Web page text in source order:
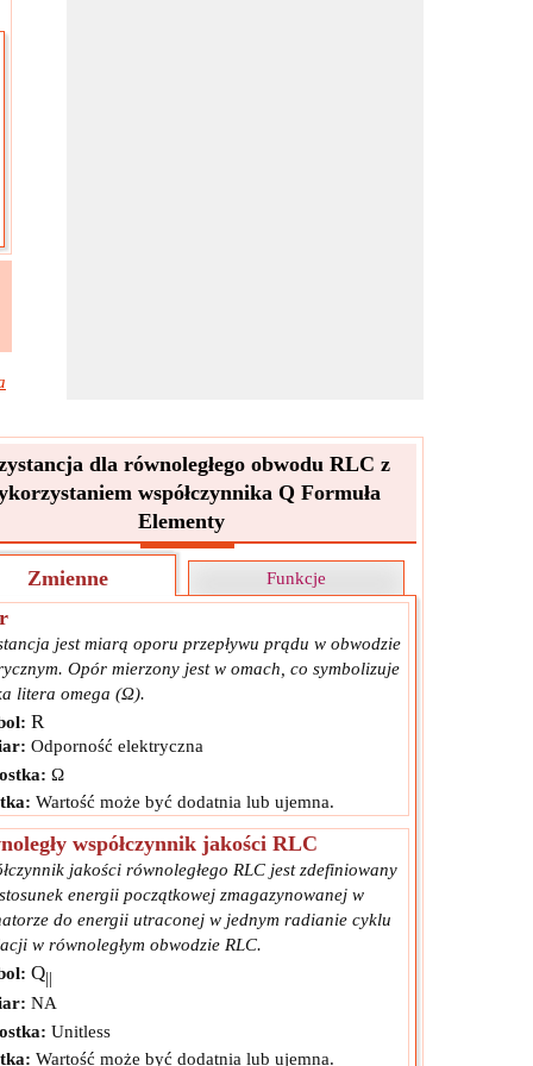
dla równoległego obwodu RLC z
współczynnika Q Formuła
Elementy
Zmienne Funkcje
jest miarą oporu przepływu prądu w obwodzie
Opór mierzony jest w omach, co symbolizuje
litera omega (Ω).
R
Odporność elektryczna
Ω
Wartość może być dodatnia lub ujemna.
współczynnik jakości RLC
jakości równoległego RLC jest zdefiniowany
energii początkowej zmagazynowanej w
do energii utraconej w jednym radianie cyklu
w równoległym obwodzie RLC.
Q||
NA
Unitless
Wartość może być dodatnia lub ujemna.